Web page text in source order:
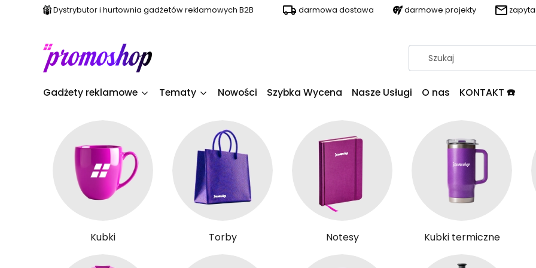
Dystrybutor i hurtownia gadżetów reklamowych B2B darmowa dostawa darmowe projekty
Gadżety reklamowe Tematy Nowości Szybka Wycena Nasze Usługi O nas KONTAKT ☎️
Kubki Torby Notesy Kubki termiczne